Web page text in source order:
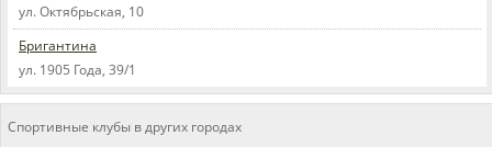
ул. Октябрьская, 10
Бригантина
ул. 1905 Года, 39/1
Спортивные клубы в других городах